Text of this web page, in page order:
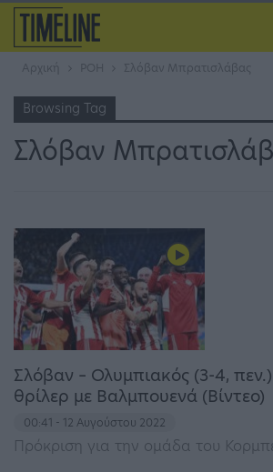
Αρχική ΡΟΗ Σλόβαν Μπρατισλάβας
Browsing Tag
Σλόβαν
Σλόβαν – Ολυμπιακός (3-4,
θρίλερ με Βαλμπουενά (Βίντεο)
00:41 - 12 Αυγούστου 2022
Πρόκριση για την ομάδα του